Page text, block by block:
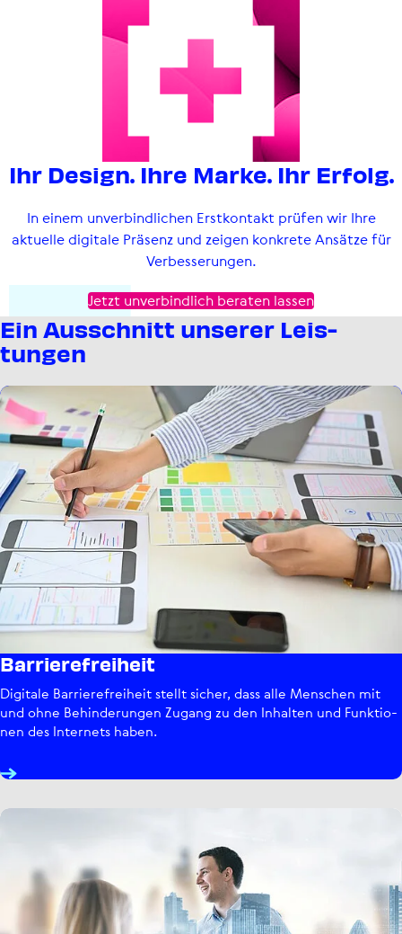
Ihr Design. Ihre Marke. Ihr Erfolg.
In einem unver­bind­li­chen Erstkontakt prüfen wir Ihre
aktuelle digitale Präsenz und zeigen konkrete Ansätze für
Verbesserungen.
Jetzt unverbindlich beraten lassen
Ein Ausschnitt unserer Leis­
tungen
Barrie­re­frei­heit
Digitale Bar­rie­re­frei­heit stellt sicher, dass alle Menschen mit
und ohne Behin­de­run­gen Zugang zu den Inhalten und Funk­tio­
nen des Internets haben.